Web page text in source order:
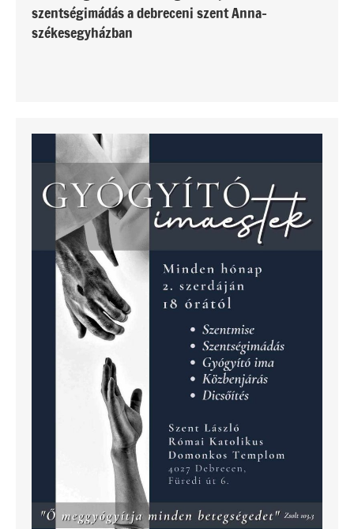
szentségimádás a debreceni szent Anna-
székesegyházban